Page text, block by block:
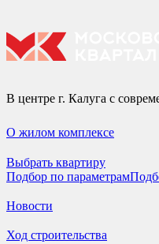
В центре г. Калуга с
О жилом комплексе
Выбрать квартиру
Подбор по параметрам
Новости
Ход строительства